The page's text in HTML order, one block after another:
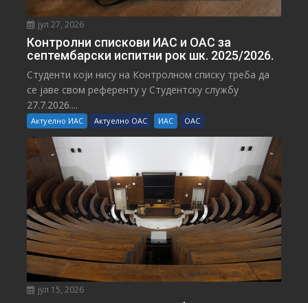
јул 27, 2026
Контролни спискови ИАС и ОАС за
септембарски испитни рок шк. 2025/2026.
Студенти који нису на Контролном списку треба да
се јаве свом референту у Студентску службу
27.7.2026....
Актуелно ИАС Актуелно ОАС ИАС ОАС
јул 15, 2026